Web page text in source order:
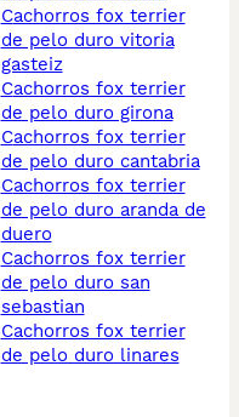
cachorros fox terrier
de pelo duro vitoria
gasteiz
cachorros fox terrier
de pelo duro girona
cachorros fox terrier
de pelo duro cantabria
cachorros fox terrier
de pelo duro aranda de
duero
cachorros fox terrier
de pelo duro san
sebastian
cachorros fox terrier
de pelo duro linares